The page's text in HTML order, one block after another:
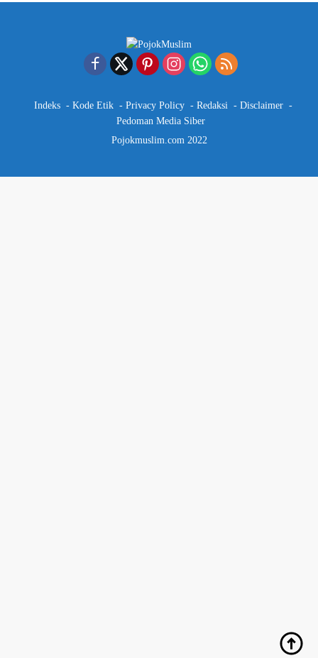
Indeks Kode Etik Privacy Policy Redaksi
Disclaimer
Pedoman Media Siber
Pojokmuslim.com 2022